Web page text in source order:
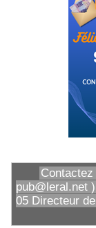
pub@leral.net
05 Directeur